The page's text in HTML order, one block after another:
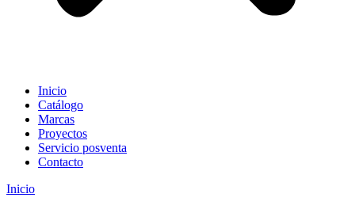
Inicio
Catálogo
Marcas
Proyectos
Servicio posventa
Contacto
Inicio